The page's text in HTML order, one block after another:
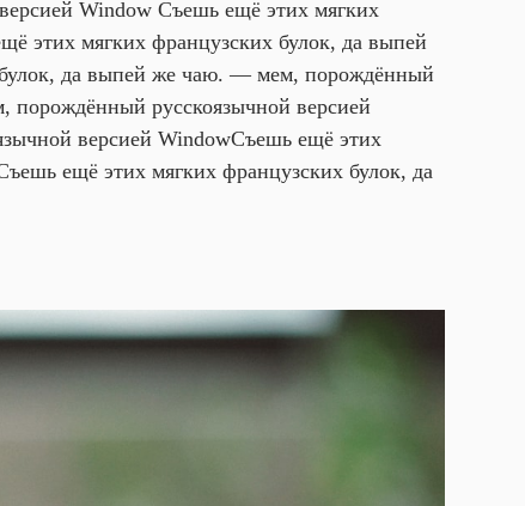
Window Съешь ещё этих мягких
этих мягких французских булок, да выпей
да выпей же чаю. — мем, порождённый
русскоязычной версией
версией WindowСъешь ещё этих
ещё этих мягких французских булок, да